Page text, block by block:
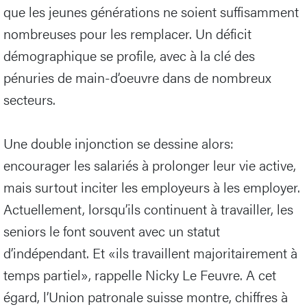
que les jeunes générations ne soient suffisamment
nombreuses pour les remplacer. Un déficit
démographique se profile, avec à la clé des
pénuries de main-d’oeuvre dans de nombreux
secteurs.
Une double injonction se dessine alors:
encourager les salariés à prolonger leur vie active,
mais surtout inciter les employeurs à les employer.
Actuellement, lorsqu’ils continuent à travailler, les
seniors le font souvent avec un statut
d’indépendant. Et «ils travaillent majoritairement à
temps partiel», rappelle Nicky Le Feuvre. A cet
égard, l’Union patronale suisse montre, chiffres à